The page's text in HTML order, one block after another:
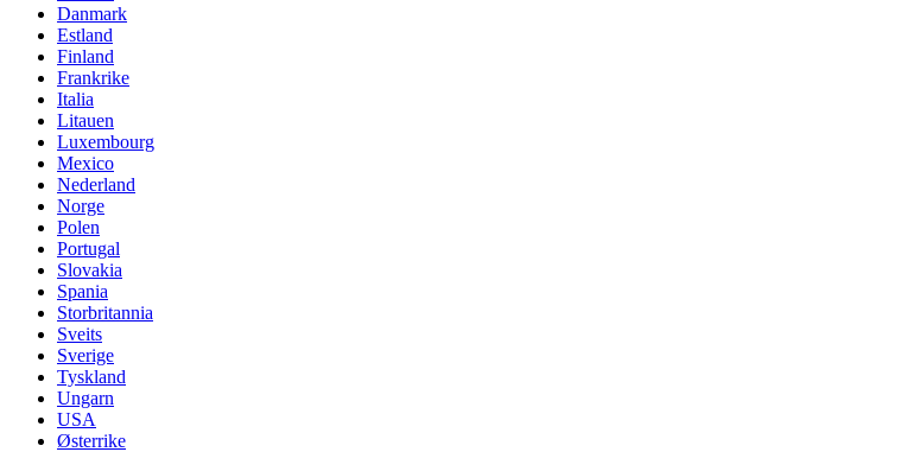
Danmark
Estland
Finland
Frankrike
Italia
Litauen
Luxembourg
Mexico
Nederland
Norge
Polen
Portugal
Slovakia
Spania
Storbritannia
Sveits
Sverige
Tyskland
Ungarn
USA
Østerrike